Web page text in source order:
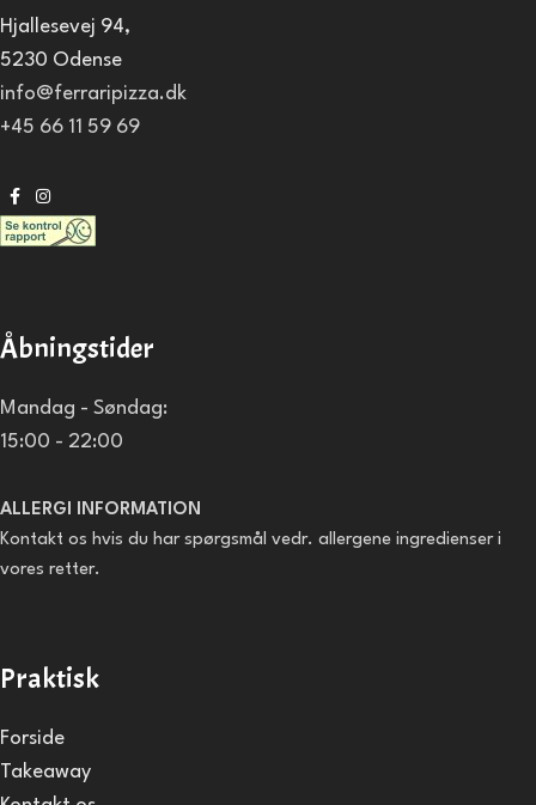
Hjallesevej 94,
5230 Odense
info@ferraripizza.dk
+45 66 11 59 69
Åbningstider
Mandag - Søndag:
15:00 - 22:00
ALLERGI INFORMATION
Kontakt os hvis du har spørgsmål vedr. allergene ingredienser i
vores retter.
Praktisk
Forside
Takeaway